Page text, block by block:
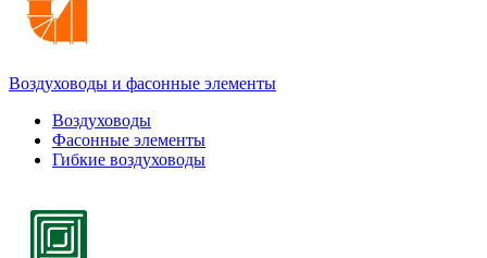
Воздуховоды и фасонные элементы
Воздуховоды
Фасонные элементы
Гибкие воздуховоды